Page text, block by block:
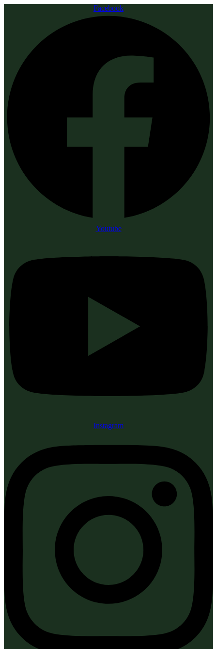
Facebook
Youtube
Instagram